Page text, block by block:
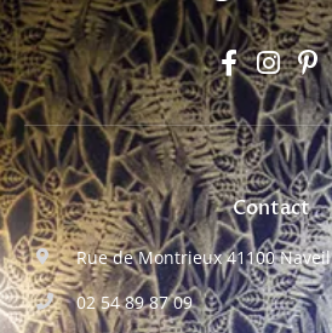
Contact
Rue de Montrieux 41100 Naveil
02 54 89 87 09